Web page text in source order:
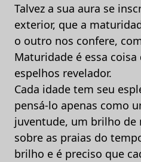
Talvez a sua aura se
exterior, que a
o outro nos confere,
Maturidade é essa
espelhos revelador.
Cada idade tem seu
pensá-lo apenas como
juventude, um brilho de
sobre as praias do
brilho e é preciso que